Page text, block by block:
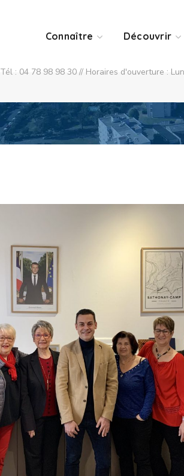
Connaître Découvrir
Tél : 04 78 98 98 30 // Horaires d'ouverture :